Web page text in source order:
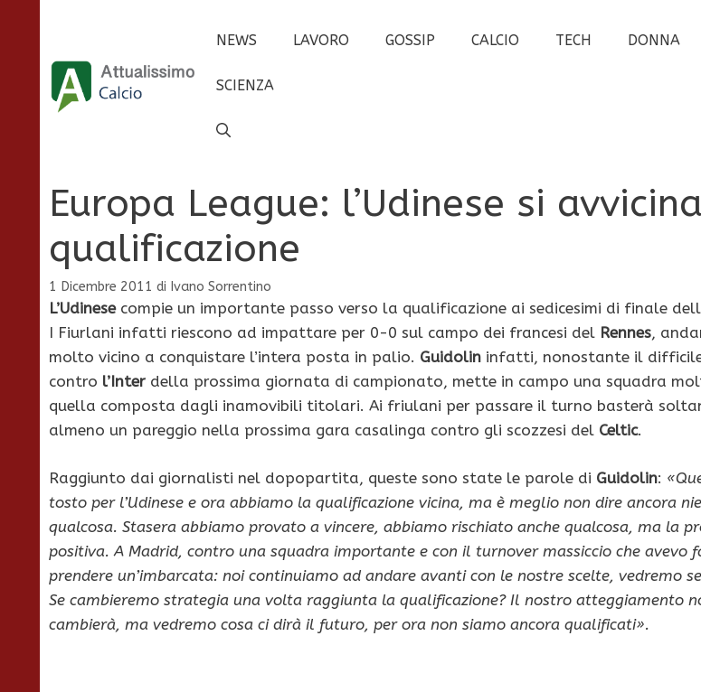
contenuto
NEWS LAVORO GOSSIP CALCIO TECH DONNA
SCIENZA
Europa League: l’Udinese si
qualificazione
1 Dicembre 2011 di Ivano Sorrentino
L’Udinesecompie un importante passo verso la qualificazione ai sedicesimi di finale dell
I Fiurlani infatti riescono ad impattare per 0-0 sul campo dei francesi del Rennes,
molto vicino a conquistare l’intera posta in palio. Guidolin infatti, nonostante il
contro l’Inter della prossima giornata di campionato, mette in campo una squadra
quella composta dagli inamovibili titolari. Ai friulani per passare il turno basterà
almeno un pareggio nella prossima gara casalinga contro gli scozzesi del Celtic.
Raggiunto dai giornalisti nel dopopartita, queste sono state le parole di Guidolin:
tosto per l’Udinese e ora abbiamo la qualificazione vicina, ma è meglio non dire ancora
qualcosa. Stasera abbiamo provato a vincere, abbiamo rischiato anche qualcosa, ma la
positiva. A Madrid, contro una squadra importante e con il turnover massiccio che avevo
prendere un’imbarcata: noi continuiamo ad andare avanti con le nostre scelte, vedremo
Se cambieremo strategia una volta raggiunta la qualificazione? Il nostro atteggiamento
cambierà, ma vedremo cosa ci dirà il futuro, per ora non siamo ancora qualificati».